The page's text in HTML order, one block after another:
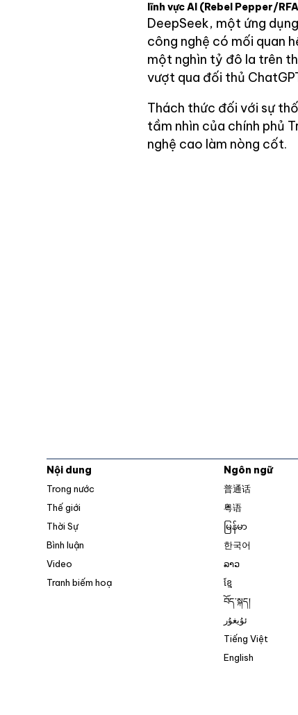
lĩnh vực AI (Rebel Pepper/
DeepSeek, một ứng
công nghệ có mối quan
một nghìn tỷ đô la trên
vượt qua đối thủ
Thách thức đối với sự
tầm nhìn của chính phủ
nghệ cao làm nòng cốt.
Nội dung
Trong nước
Thế giới
Thời Sự
Bình luận
Video
Tranh biếm hoạ
Ngôn ngữ
普通话
粤语
မြန်မာ
한국어
ລາວ
ខ្មែ
བོད་སྐད།
ئۇيغۇر
Tiếng Việt
English